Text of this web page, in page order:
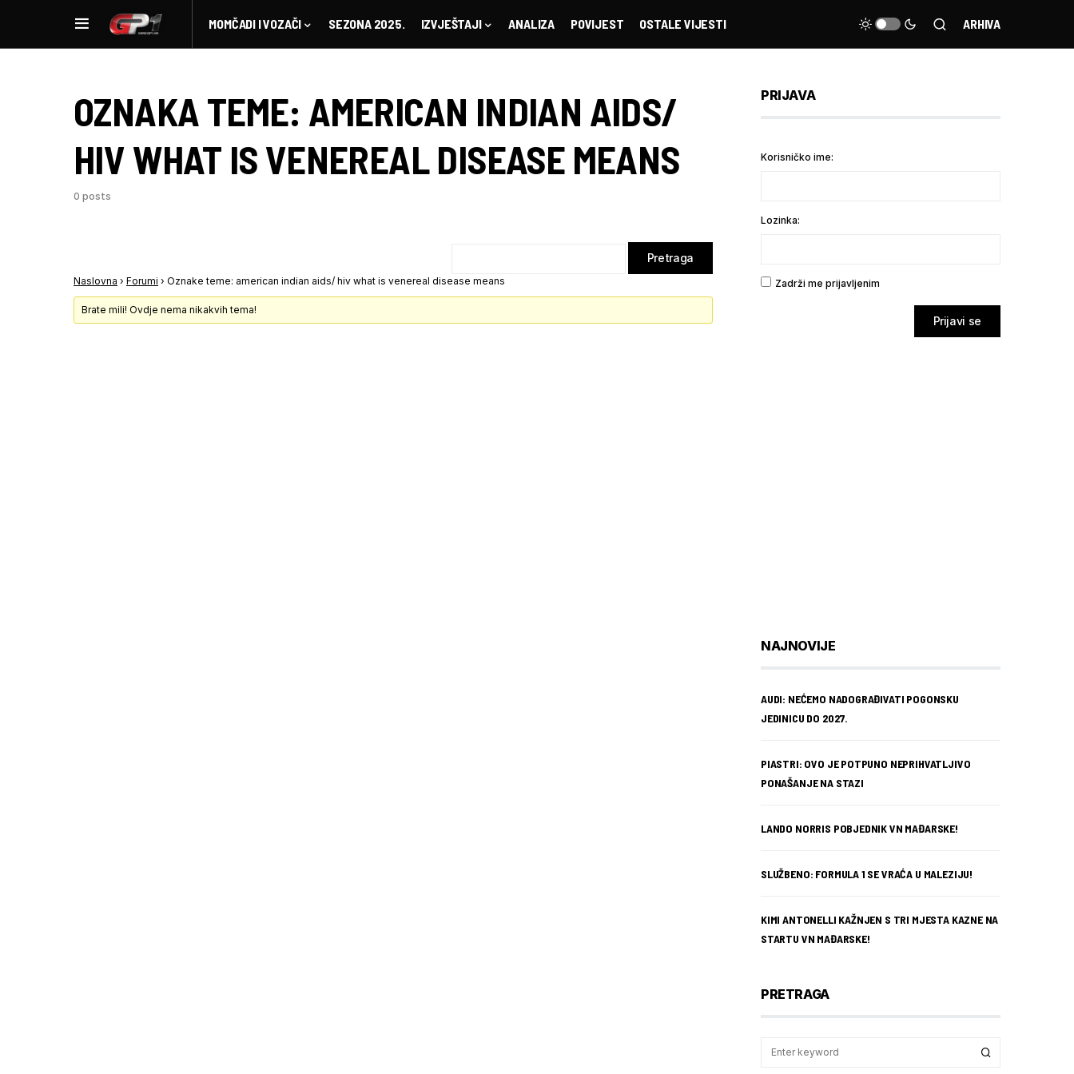
MOMČADI I VOZAČI SEZONA 2025. IZVJEŠTAJI ANALIZA POVIJEST OSTALE VIJESTI ARHIVA
OZNAKA TEME: AMERICAN INDIAN AIDS/
HIV WHAT IS VENEREAL DISEASE MEANS
0 posts
Naslovna › Forumi › Oznake teme: american indian aids/ hiv what is venereal disease means
Brate mili! Ovdje nema nikakvih tema!
PRIJAVA
Korisničko ime:
Lozinka:
Zadrži me prijavljenim
Prijavi se
NAJNOVIJE
AUDI: NEĆEMO NADOGRAĐIVATI POGONSKU
JEDINICU DO 2027.
PIASTRI: OVO JE POTPUNO NEPRIHVATLJIVO
PONAŠANJE NA STAZI
LANDO NORRIS POBJEDNIK VN MAĐARSKE!
SLUŽBENO: FORMULA 1 SE VRAĆA U MALEZIJU!
KIMI ANTONELLI KAŽNJEN S TRI MJESTA KAZNE NA
STARTU VN MAĐARSKE!
PRETRAGA